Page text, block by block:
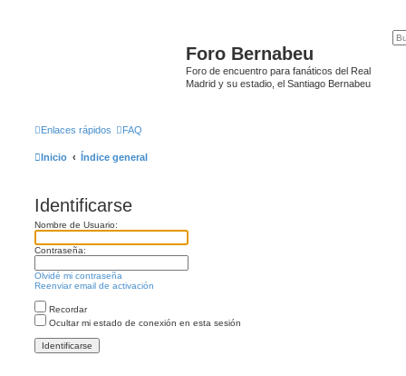
Foro Bernabeu
Foro de encuentro para fanáticos del Real
Madrid y su estadio, el Santiago Bernabeu
Enlaces rápidos FAQ
Inicio Índice general
Identificarse
Nombre de Usuario:
Contraseña:
Olvidé mi contraseña
Reenviar email de activación
Recordar
Ocultar mi estado de conexión en esta sesión